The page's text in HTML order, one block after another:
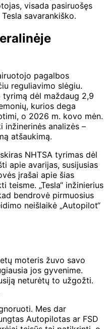
visada pasiruošęs
savarankiško.
pagalbos
reguliavimo slėgiu.
dėl maždaug 2,9
kurios dega
o 2026 m. kovo mėn.
inžinerinės analizės –
atšaukimą.
NHTSA tyrimas dėl
apie avarijas, susijusias
įrašai apie šias
teisme. „Tesla“ inžinierius
bendrovė pirmuosius
neišlaikė „Autopilot“
moteris žuvo savo
jos gyvenime.
neturėtų to užgožti.
Mes dar
Autopilotas ar FSD